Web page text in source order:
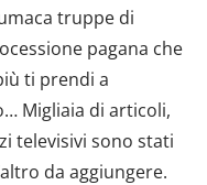
truppe di
pagana che
ti prendi a
Migliaia di articoli,
televisivi sono stati
da aggiungere.